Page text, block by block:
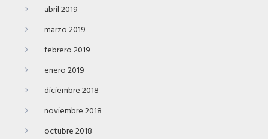
abril 2019
marzo 2019
febrero 2019
enero 2019
diciembre 2018
noviembre 2018
octubre 2018